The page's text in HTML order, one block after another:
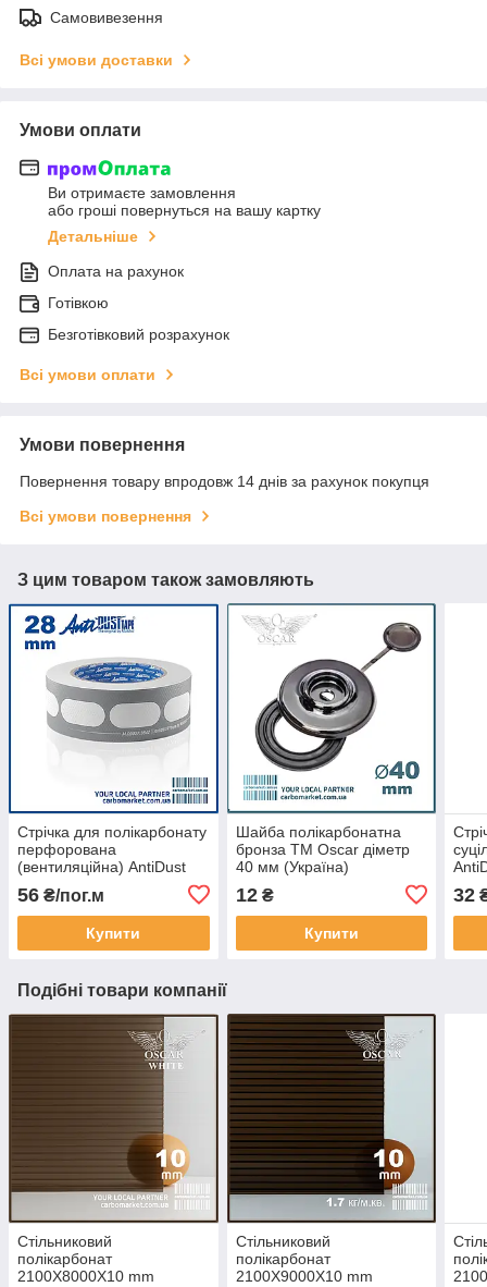
Самовивезення
Всі умови доставки
Умови оплати
Ви отримаєте замовлення
або гроші повернуться на вашу картку
Детальніше
Оплата на рахунок
Готівкою
Безготівковий розрахунок
Всі умови оплати
Умови повернення
Повернення товару впродовж 14 днів за рахунок покупця
Всі умови повернення
З цим товаром також замовляють
Стрічка для полікарбонату
перфорована
(вентиляційна) AntiDust
56 ₴/пог.м
Купити
Шайба полікарбонатна
бронза TM Oscar діметр
40 мм (Україна)
12₴
Купити
32
Подібні товари компанії
Стільниковий
полікарбонат
2100Х8000Х10 mm
Стільниковий
полікарбонат
2100Х9000Х10 mm